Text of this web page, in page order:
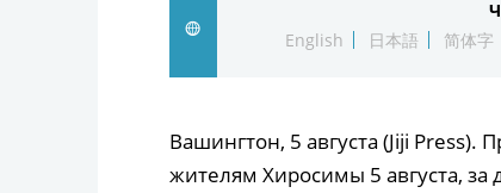
English
日本語 简体字
Вашингтон, 5 августа (Jiji
жителям Хиросимы 5 августа,